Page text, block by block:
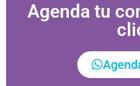
Agenda tu